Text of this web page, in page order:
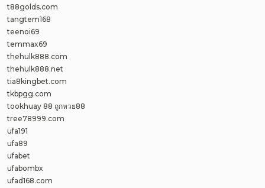
t88golds.com
tangtem168
teenoi69
temmax69
thehulk888.com
thehulk888.net
tia8kingbet.com
tkbpgg.com
tookhuay 88 ถูกหวย88
tree78999.com
ufa191
ufa89
ufabet
ufabombx
ufad168.com